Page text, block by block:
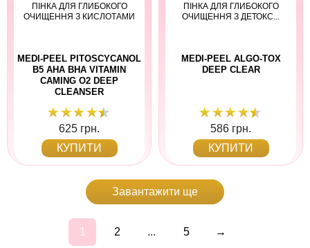
ПІНКА ДЛЯ ГЛИБОКОГО
ОЧИЩЕННЯ З КИСЛОТАМИ
MEDI-PEEL PITOSCYCANOL
B5 AHA BHA VITAMIN
CAMING O2 DEEP
CLEANSER
625 грн.
КУПИТИ
ПІНКА ДЛЯ ГЛИБОКОГО
ОЧИЩЕННЯ З ДЕТОКС...
MEDI-PEEL ALGO-TOX
DEEP CLEAR
586 грн.
КУПИТИ
Завантажити ще
1 2 ... 5 →